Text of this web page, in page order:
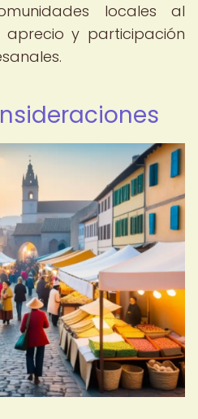
locales al
y participación